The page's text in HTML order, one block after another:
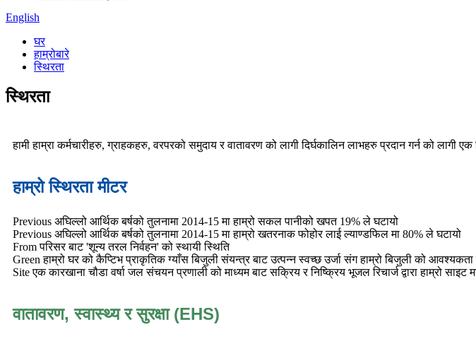
English
घर
हाम्रोबारे
स्थिरता
स्थिरता
हामी हाम्रा कर्मचारीहरु, ग्राहकहरु, वरपरको समुदाय र वातावरण को लागी दिर्घकालिन लाभहरु प्रदान गर्न को लागी एक
हाम्रो स्थिरता मीटर
Previous अघिल्लो आर्थिक बर्षको तुलनामा 2014-15 मा हाम्रो सकल पानीको खपत 19% ले घटायो
Previous अघिल्लो आर्थिक बर्षको तुलनामा 2014-15 मा हाम्रो खतरनाक फोहोर लाई ल्याण्डफिल मा 80% ले घटायो
From परिसर बाट 'शून्य तरल निर्वहन' को स्थायी स्थिति
Green हाम्रो घर को कैप्टिभ प्राकृतिक ग्याँस बिजुली संयन्त्र बाट उत्पन्न स्वच्छ उर्जा संग हाम्रो बिजुली को
Site एक कारखाना चौडा वर्षा जल संचयन प्रणाली को माध्यम बाट सक्रिय र निष्क्रिय भूजल रिचार्ज द्वारा हाम्रो साइट
वातावरण, स्वास्थ्य र सुरक्षा (EHS)